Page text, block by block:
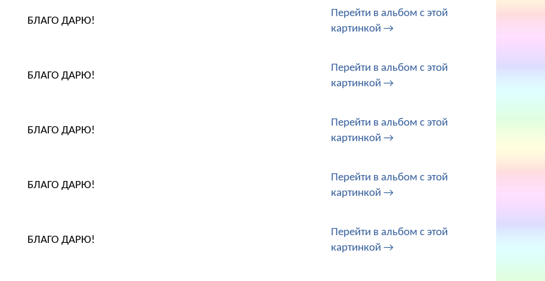
БЛАГО ДАРЮ!
Перейти в альбом с этой
картинкой →
БЛАГО ДАРЮ!
Перейти в альбом с этой
картинкой →
БЛАГО ДАРЮ!
Перейти в альбом с этой
картинкой →
БЛАГО ДАРЮ!
Перейти в альбом с этой
картинкой →
БЛАГО ДАРЮ!
Перейти в альбом с этой
картинкой →